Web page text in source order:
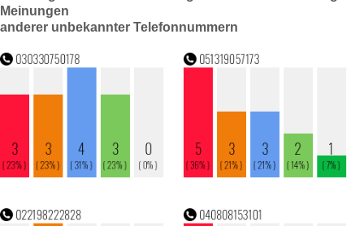
Meinungen
anderer unbekannter Telefonnummern